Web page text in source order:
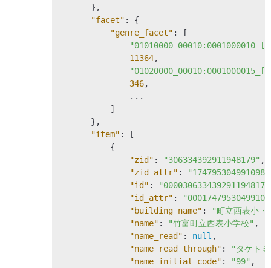
      },
"facet" : {
"genre_facet" : [
11364,
"01020000_00010:0001000015_[
346,
              ...
          ]
      },
"item" : [
          {
"zid" : "306334392911948179" ,
"zid_attr" :
"id" :
"id_attr" :
"building_name" :
"町立西表小・
"name" : "竹富町立西表小学校" ,
"name_read" : null ,
"name_read_through" :
"タケト
"name_initial_code" : "99" ,